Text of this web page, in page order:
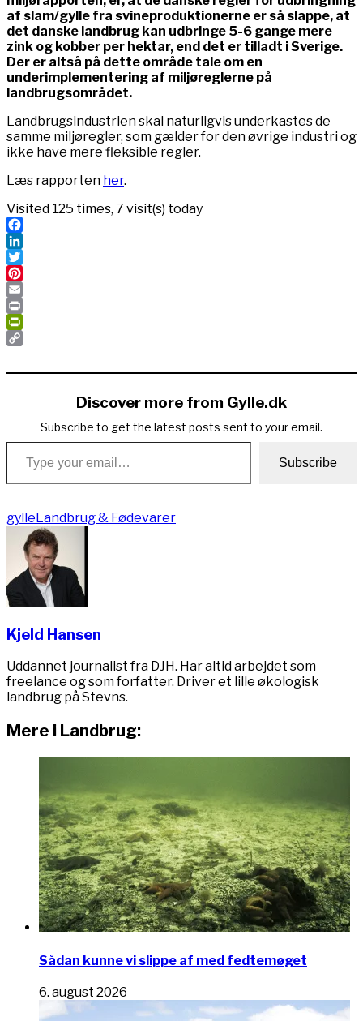
af slam/gylle fra svineproduktionerne er så slappe, at
det danske landbrug kan udbringe 5-6 gange mere
zink og kobber per hektar, end det er tilladt i Sverige.
Der er altså på dette område tale om en
underimplementering af miljøreglerne på
landbrugsområdet.
Landbrugsindustrien skal naturligvis underkastes de
samme miljøregler, som gælder for den øvrige industri og
ikke have mere fleksible regler.
Læs rapporten her.
Visited 125 times, 7 visit(s) today
Facebook
LinkedIn
Twitter
Pinterest
Email
Print
PrintFriendly
Link
Discover more from Gylle.dk
Subscribe to get the latest posts sent to your email.
Type your email…
Subscribe
gylleLandbrug & Fødevarer
Kjeld Hansen
Uddannet journalist fra DJH. Har altid arbejdet som
freelance og som forfatter. Driver et lille økologisk
landbrug på Stevns.
Mere i Landbrug:
Sådan kunne vi slippe af med fedtemøget
6. august 2026